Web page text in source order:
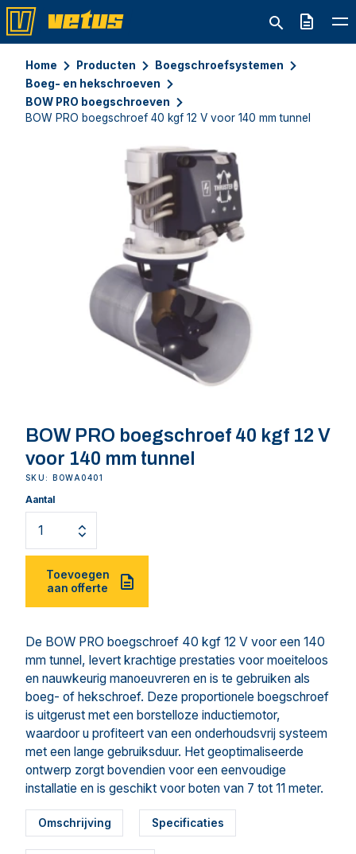
Offerte
Home Producten
Boegschroefsystemen
Boeg- en hekschroeven
BOW PRO boegschroeven
BOW PRO boegschroef 40 kgf 12 V voor 140 mm tunnel
BOW PRO boegschroef 40 kgf 12 V
voor 140 mm tunnel
SKU: BOWA0401
Aantal
Toevoegen
aan offerte
De BOW PRO boegschroef 40 kgf 12 V voor een 140
mm tunnel, levert krachtige prestaties voor moeiteloos
en nauwkeurig manoeuvreren en is te gebruiken als
boeg- of hekschroef. Deze proportionele boegschroef
is uitgerust met een borstelloze inductiemotor,
waardoor u profiteert van een onderhoudsvrij systeem
met een lange gebruiksduur. Het geoptimaliseerde
ontwerp zorgt bovendien voor een eenvoudige
installatie en is geschikt voor boten van 7 tot 11 meter.
Omschrijving Specificaties